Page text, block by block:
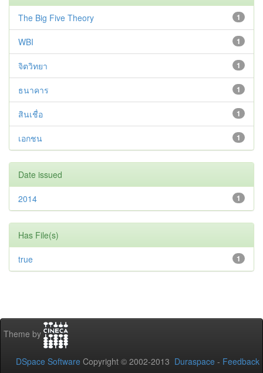
1
The Big Five Theory
1
WBI
1
จิตวิทยา
1
ธนาคาร
1
สินเชื่อ
1
เอกชน
Date issued
1
2014
Has File(s)
1
true
Theme by
DSpace Software Copyright © 2002-2013 Duraspace - Feedback